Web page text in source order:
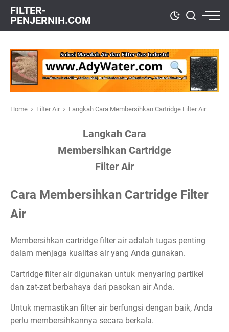
FILTER-
PENJERNIH.COM
Home › Filter Air › Langkah Cara Membersihkan Cartridge Filter Air
Langkah Cara
Membersihkan Cartridge
Filter Air
Cara Membersihkan Cartridge Filter
Air
Membersihkan cartridge filter air adalah tugas penting
dalam menjaga kualitas air yang Anda gunakan.
Cartridge filter air digunakan untuk menyaring partikel
dan zat-zat berbahaya dari pasokan air Anda.
Untuk memastikan filter air berfungsi dengan baik, Anda
perlu membersihkannya secara berkala.